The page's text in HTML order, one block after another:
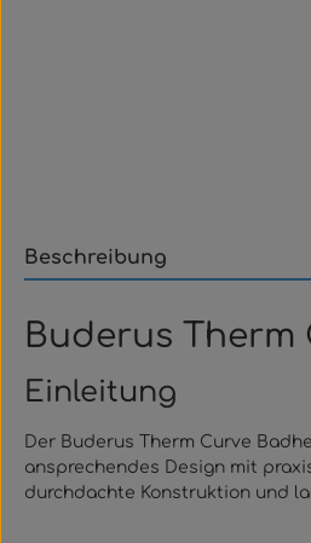
Beschreibung
Buderus Therm
Einleitung
Der Buderus Therm Curve
ansprechendes Design mit
durchdachte Konstruktion und